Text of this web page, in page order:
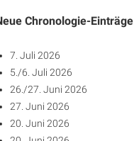
Chronologie-Einträge
7. Juli 2026
5./6. Juli 2026
26./27. Juni 2026
27. Juni 2026
20. Juni 2026